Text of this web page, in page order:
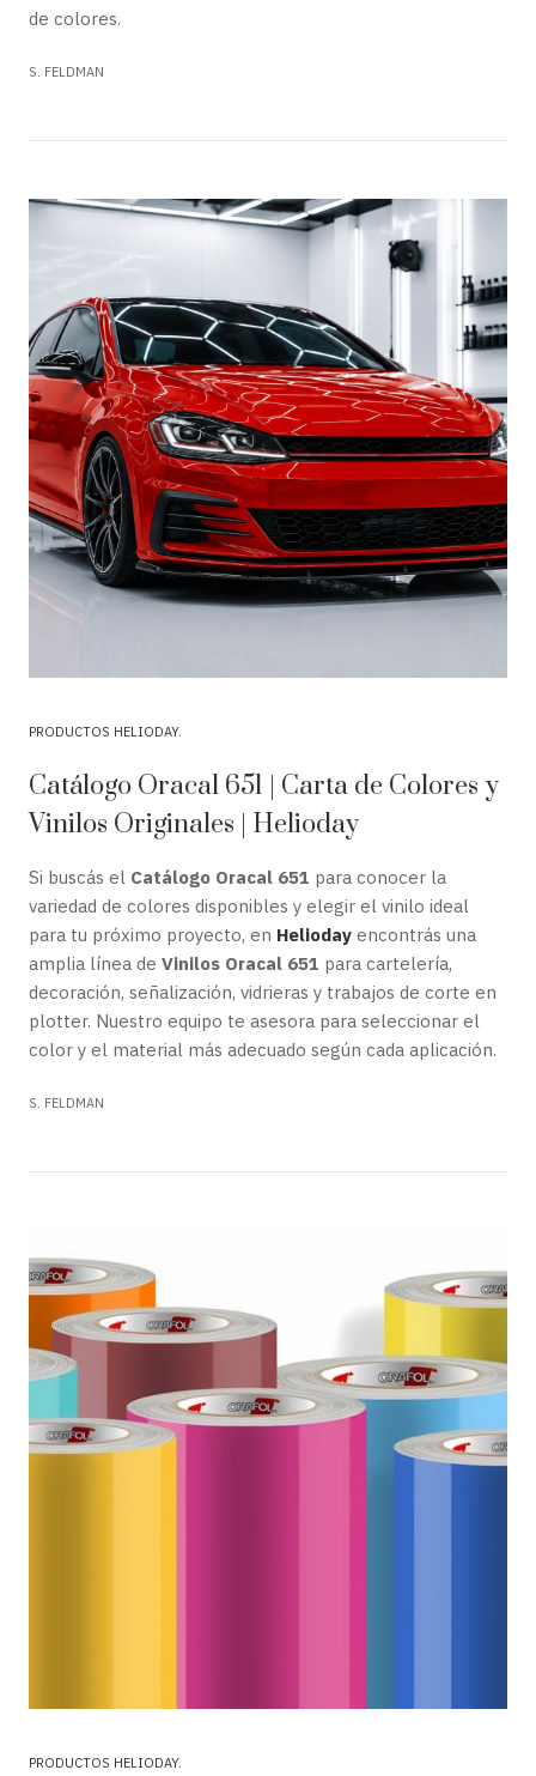
de colores.
S. FELDMAN
PRODUCTOS HELIODAY
Catálogo Oracal 651 | Carta de Colores y
Vinilos Originales | Helioday
Si buscás el Catálogo Oracal 651 para conocer la
variedad de colores disponibles y elegir el vinilo ideal
para tu próximo proyecto, en Helioday encontrás una
amplia línea de Vinilos Oracal 651 para cartelería,
decoración, señalización, vidrieras y trabajos de corte en
plotter. Nuestro equipo te asesora para seleccionar el
color y el material más adecuado según cada aplicación.
S. FELDMAN
PRODUCTOS HELIODAY